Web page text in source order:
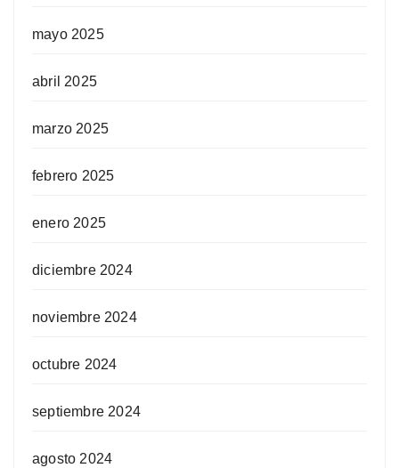
mayo 2025
abril 2025
marzo 2025
febrero 2025
enero 2025
diciembre 2024
noviembre 2024
octubre 2024
septiembre 2024
agosto 2024